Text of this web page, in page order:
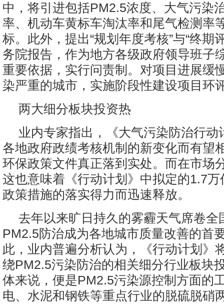
中，将引进包括PM2.5浓度、大气污染
率、机动车黄标车淘汰率和尾气检测率
标。此外，提出“规划年度考核”与“终期
务院报告，作为地方各级政府领导班子
重要依据，实行问责制。对项目进展缓
染严重的城市，实施阶段性建设项目环
两大细分板块投资热
业内专家指出，《大气污染防治行动
各地政府政绩考核机制的新变化而有望
环保政策文件真正落到实处。而在市场
这也意味着《行动计划》中拟定的1.7
政策措施的落实得力而迅速释放。
去年以来旷日持久的雾霾天气席卷全
PM2.5防治成为各地城市质量改善的首
此，业内普遍分析认为，《行动计划》
绕PM2.5污染防治的相关细分行业板块
体来说，便是PM2.5污染源控制方面的
电、水泥和钢铁等重点行业的脱硫脱硝